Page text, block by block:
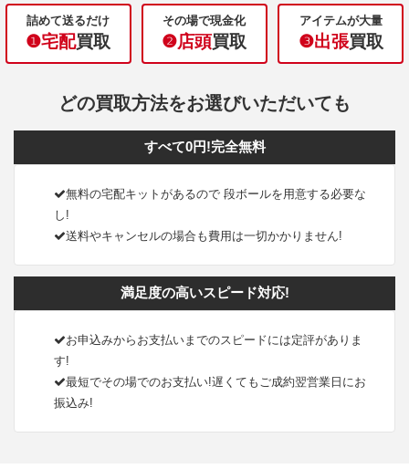
詰めて送るだけ
❶宅配買取
その場で現金化
❷店頭買取
アイテムが大量
❸出張買取
どの買取方法をお選びいただいても
すべて0円!完全無料
無料の宅配キットがあるので 段ボールを用意する必要な
し!
送料やキャンセルの場合も費用は一切かかりません!
満足度の高いスピード対応!
お申込みからお支払いまでのスピードには定評がありま
す!
最短でその場でのお支払い!遅くてもご成約翌営業日にお
振込み!